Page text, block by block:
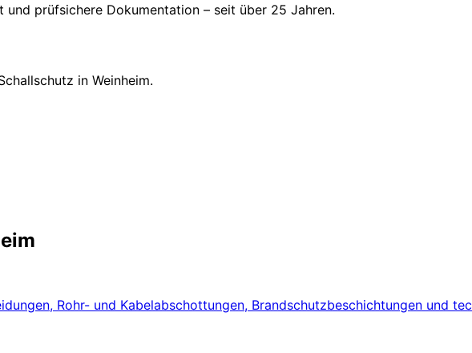
prüfsichere Dokumentation – seit über 25 Jahren.
in Weinheim.
Rohr- und Kabelabschottungen, Brandschutzbeschichtungen und